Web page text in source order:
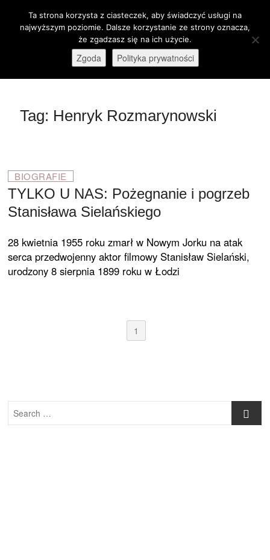
Otwórz pasek narzędzi
stare-kino.pl
ZAPRASZAMY
M
e
B
Tag: Henryk Rozmarynowski
BIOGRAFIE
TYLKO U NAS: Pożegnanie i pogrzeb
Stanisława Sielańskiego
28 kwietnia 1955 roku zmarł w Nowym Jorku na atak
serca przedwojenny aktor filmowy Stanisław Sielański,
urodzony 8 sierpnia 1899 roku w Łodzi
1
Search
…
Ta strona korzysta z ciasteczek, aby świadczyć usługi na
najwyższym poziomie. Dalsze korzystanie ze strony oznacza,
że zgadzasz się na ich użycie.
Zgoda Polityka prywatności